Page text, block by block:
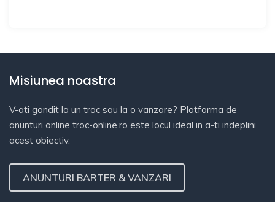
Misiunea noastra
V-ati gandit la un troc sau la o vanzare? Platforma de
anunturi online troc-online.ro este locul ideal in a-ti indeplini
acest obiectiv.
ANUNTURI BARTER & VANZARI